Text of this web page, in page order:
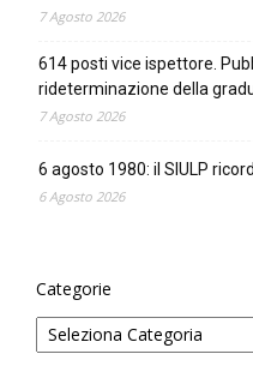
7 Agosto 2026
614 posti vice ispettore.
rideterminazione della
7 Agosto 2026
6 agosto 1980: il SIULP
6 Agosto 2026
Categorie